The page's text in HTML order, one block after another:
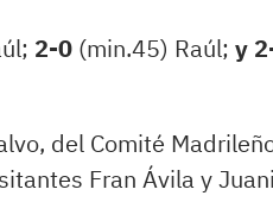
2-0 (min.45) Raúl; y
del Comité
Fran Ávila y